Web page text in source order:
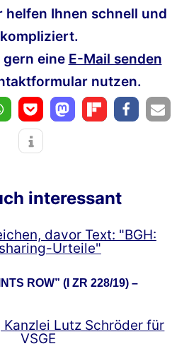
helfen Ihnen schnell und
gern eine E-Mail senden
nutzen.
interessant
ROW” (I ZR 228/19) –